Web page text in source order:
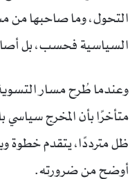
التحول، وما صاحبها من
السياسية فحسب، بل
وعندما طُرح مسار التسوية
متأخرًا بأن المخرج سياسي
ظل مترددًا، يتقدم خطوة
أوضح من ضرورته.